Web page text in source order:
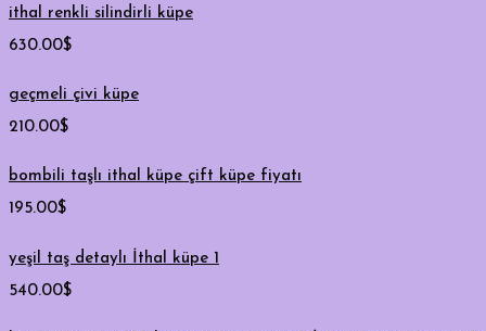
ithal renkli silindirli küpe
630.00$
geçmeli çivi küpe
210.00$
bombili taşlı ithal küpe çift küpe fiyatı
195.00$
yeşil taş detaylı İthal küpe 1
540.00$